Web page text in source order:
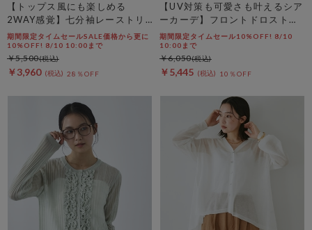
【トップス風にも楽しめる
2WAY感覚】七分袖レーストリ
ム透かしニットカーディガン
期間限定タイムセールSALE価格から更に
10%OFF! 8/10 10:00まで
￥3,960 28％OFF
￥5,500
【UV対策も可愛さも叶えるシア
ーカーデ】フロントドロストシ
アーニットカーディガン
期間限定タイムセール10%OFF! 8/10
10:00まで
￥5,445 10％OFF
￥6,050